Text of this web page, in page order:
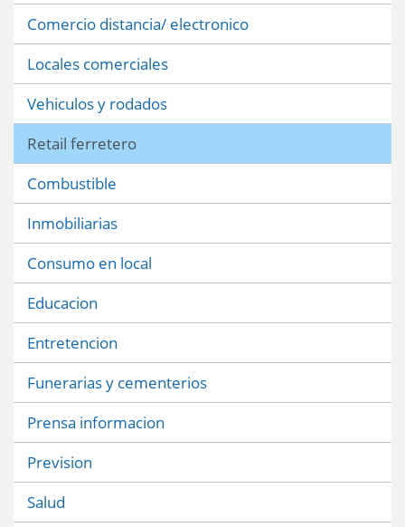
Comercio distancia/ electronico
Locales comerciales
Vehiculos y rodados
Retail ferretero
Combustible
Inmobiliarias
Consumo en local
Educacion
Entretencion
Funerarias y cementerios
Prensa informacion
Prevision
Salud